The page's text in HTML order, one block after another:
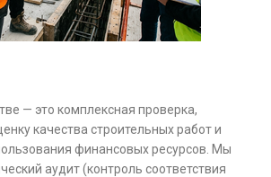
— это комплексная проверка,
качества строительных работ и
финансовых ресурсов. Мы
аудит (контроль соответствия